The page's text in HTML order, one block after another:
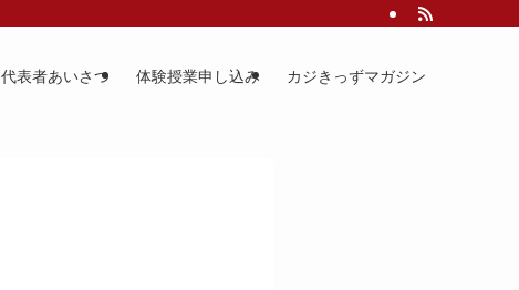
代表者あいさつ 体験授業申し込み カジきっずマガジン